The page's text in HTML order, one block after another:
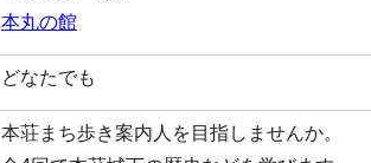
本丸の館
どなたでも
本荘まち歩き案内人を目指しませんか。